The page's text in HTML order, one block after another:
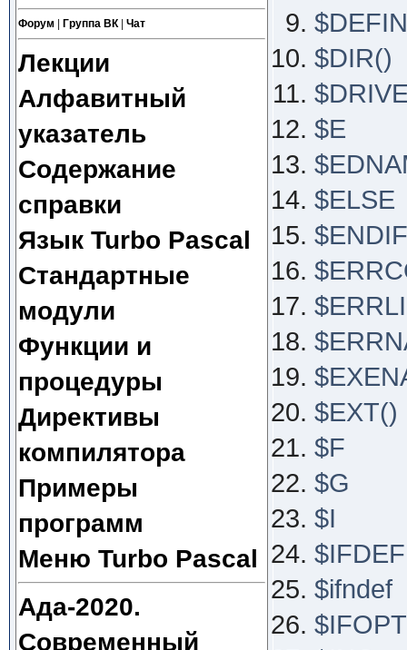
Форум Группа ВК| Чат
Лекции
Алфавитный
указатель
Содержание
справки
Язык Turbo Pascal
Стандартные
модули
Функции и
процедуры
Директивы
компилятора
Примеры
программ
Меню Turbo Pascal
Ада-2020.
Современный
$DIR()
$E
$ELSE
$ENDIF
$EXT()
$F
$G
$I
$IFDEF
$ifndef
$IFOPT